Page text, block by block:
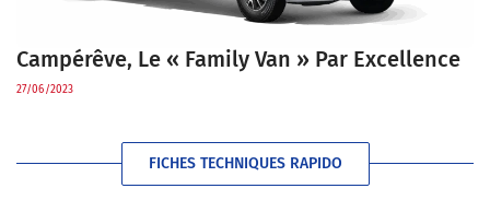
Campérêve, Le « Family Van » Par Excellence
27/06/2023
FICHES TECHNIQUES RAPIDO